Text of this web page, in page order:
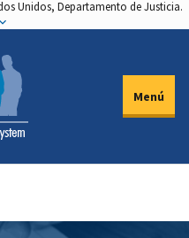
Unidos, Departamento de Justicia.
Menú